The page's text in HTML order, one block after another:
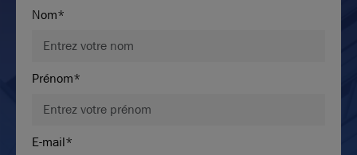
Nom*
Prénom*
E-mail*